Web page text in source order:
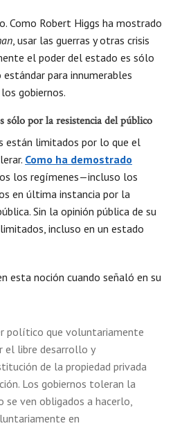
Como Robert Higgs ha mostrado
, usar las guerras y otras crisis
el poder del estado es sólo
para innumerables
gobiernos.
sólo por la resistencia del público
están limitados por lo que el
Como ha demostrado
los regímenes—incluso los
en última instancia por la
Sin la opinión pública de su
incluso en un estado
esta noción cuando señaló en su
político que voluntariamente
el libre desarrollo y
de la propiedad privada
Los gobiernos toleran la
se ven obligados a hacerlo,
en